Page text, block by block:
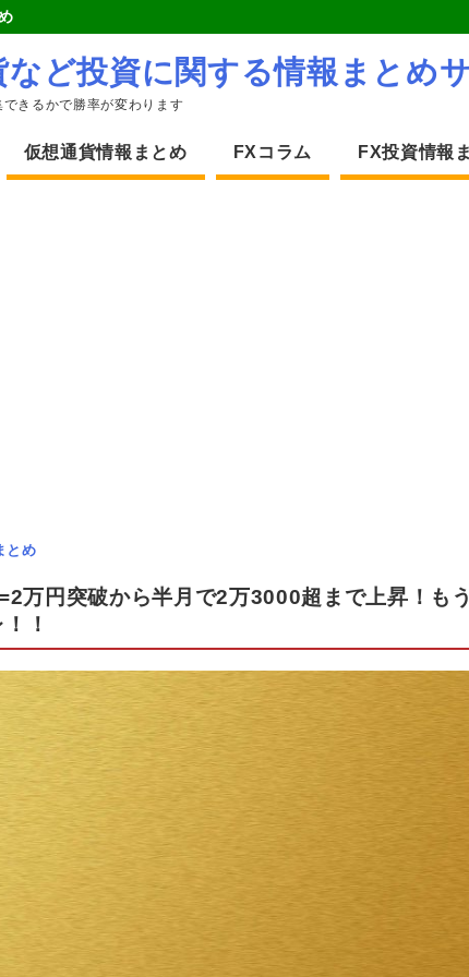
ど投資に関する情報まとめ
きるかで勝率が変わります
仮想通貨情報まとめ FXコラム FX投資情報
とめ
万円突破から半月で2万3000超まで上昇！もう
！